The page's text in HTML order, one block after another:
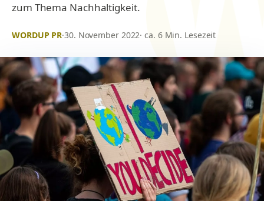
zum Thema Nachhaltigkeit.
WORDUP PR·30. November 2022· ca. 6 Min. Lesezeit